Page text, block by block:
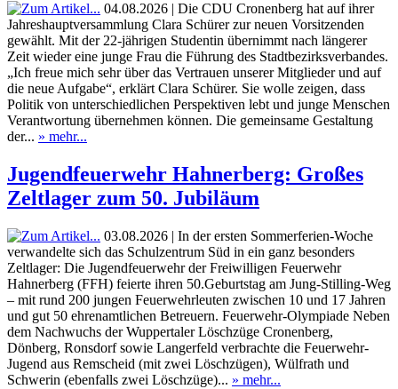
04.08.2026 | Die CDU Cronenberg hat auf ihrer
Jahreshauptversammlung Clara Schürer zur neuen Vorsitzenden
gewählt. Mit der 22-jährigen Studentin übernimmt nach längerer
Zeit wieder eine junge Frau die Führung des Stadtbezirksverbandes.
„Ich freue mich sehr über das Vertrauen unserer Mitglieder und auf
die neue Aufgabe“, erklärt Clara Schürer. Sie wolle zeigen, dass
Politik von unterschiedlichen Perspektiven lebt und junge Menschen
Verantwortung übernehmen können. Die gemeinsame Gestaltung
der... » mehr...
Jugendfeuerwehr Hahnerberg: Großes
Zeltlager zum 50. Jubiläum
03.08.2026 | In der ersten Sommerferien-Woche
verwandelte sich das Schulzentrum Süd in ein ganz besonders
Zeltlager: Die Jugendfeuerwehr der Freiwilligen Feuerwehr
Hahnerberg (FFH) feierte ihren 50.Geburtstag am Jung-Stilling-Weg
– mit rund 200 jungen Feuerwehrleuten zwischen 10 und 17 Jahren
und gut 50 ehrenamtlichen Betreuern. Feuerwehr-Olympiade Neben
dem Nachwuchs der Wuppertaler Löschzüge Cronenberg,
Dönberg, Ronsdorf sowie Langerfeld verbrachte die Feuerwehr-
Jugend aus Remscheid (mit zwei Löschzügen), Wülfrath und
Schwerin (ebenfalls zwei Löschzüge)... » mehr...